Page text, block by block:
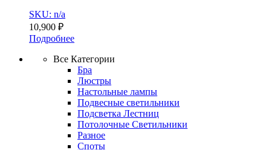
SKU: n/a
10,900 ₽
Подробнее
Все Категории
Бра
Люстры
Настольные лампы
Подвесные светильники
Подсветка Лестниц
Потолочные Светильники
Разное
Споты